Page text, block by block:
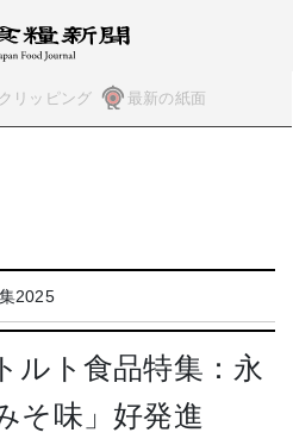
クリッピング 最新の紙面
2025
ルト食品特集：永
味」好発進